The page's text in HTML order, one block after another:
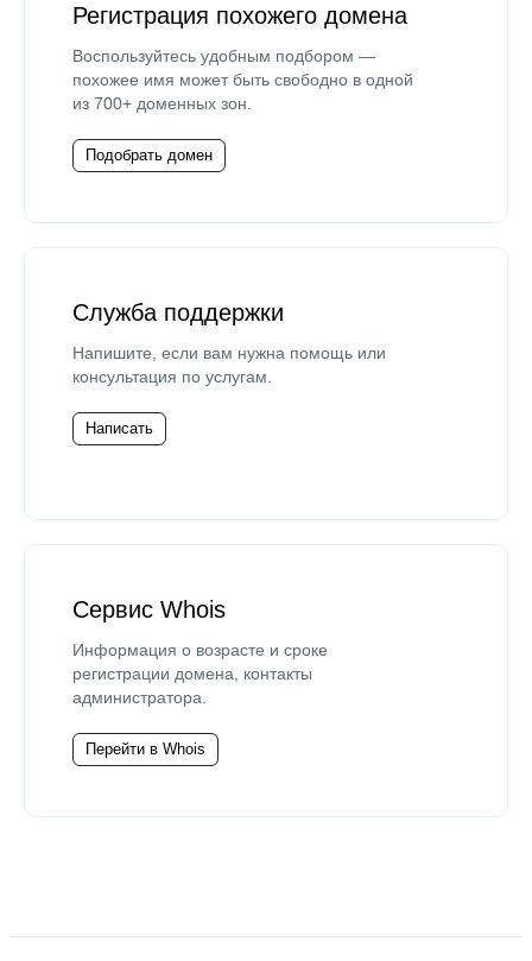
Регистрация похожего домена
Воспользуйтесь удобным подбором —
похожее имя может быть свободно в одной
из 700+ доменных зон.
Подобрать домен
Служба поддержки
Напишите, если вам нужна помощь или
консультация по услугам.
Написать
Сервис Whois
Информация о возрасте и сроке
регистрации домена, контакты
администратора.
Перейти в Whois